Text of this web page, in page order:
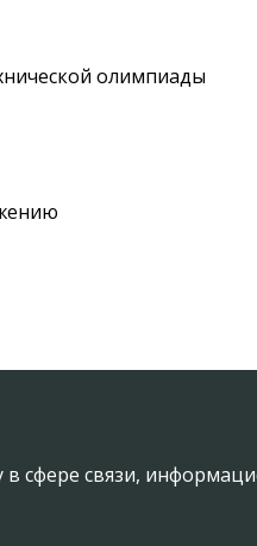
олимпиады
сфере связи,